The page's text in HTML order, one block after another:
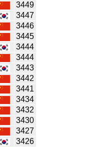
3449
3447
3446
3445
3444
3444
3443
3442
3441
3434
3432
3430
3427
3426